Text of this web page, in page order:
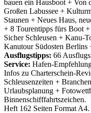
bauen ein Hausboot + Von
Großen Labussee +
Staunen + Neues Haus,
+ 8 Tourentipps fürs Boot
Sicher Schleusen + Kanu-
Kanutour Südosten Berlins
Ausflugstipps: 66
Service: Hafen-
Infos zu Charterschein-
Schleusenzeiten +
Urlaubsplanung +
Binnenschifffahrtszeichen.
Heft 162 Seiten Format A4.